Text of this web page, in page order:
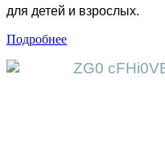
для детей и взрослых.
Подробнее